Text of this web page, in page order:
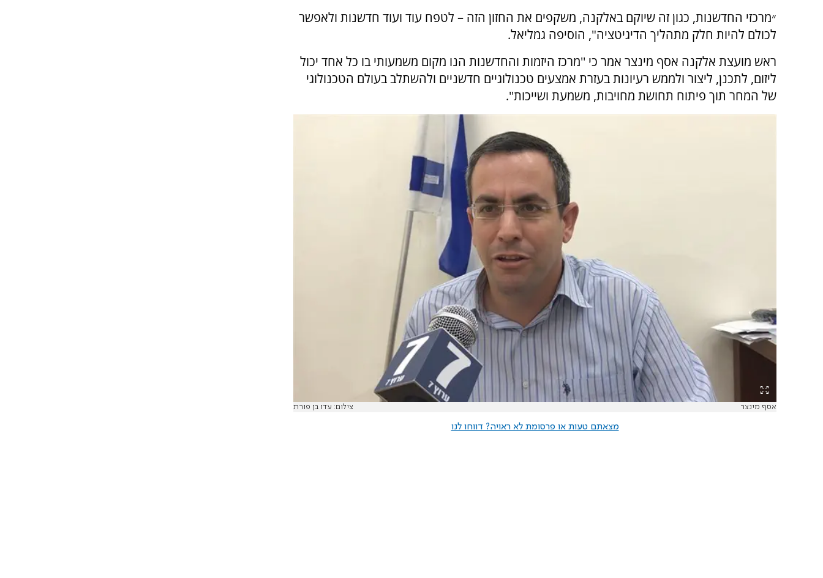
״מרכזי החדשנות, כגון זה שיוקם באלקנה, משקפים את החזון הזה – לטפח עוד ועוד חדשנות ולאפשר
לכולם להיות חלק מתהליך הדיגיטציה", הוסיפה גמליאל.
ראש מועצת אלקנה אסף מינצר אמר כי ''מרכז היזמות והחדשנות הנו מקום משמעותי בו כל אחד יכול
ליזום, לתכנן, ליצור ולממש רעיונות בעזרת אמצעים טכנולוגיים חדשניים ולהשתלב בעולם הטכנולוגי
של המחר תוך פיתוח תחושת מחויבות, משמעת ושייכות''.
אסף מינצר צילום: עדו בן פורת
מצאתם טעות או פרסומת לא ראויה? דווחו לנו